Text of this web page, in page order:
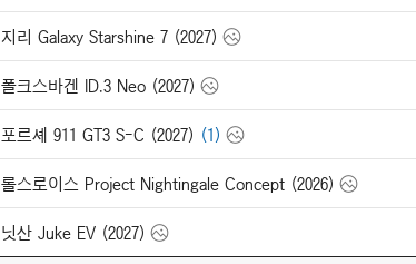
지리 Galaxy Starshine 7 (2027)
폴크스바겐 ID.3 Neo (2027)
포르셰 911 GT3 S-C (2027) (1)
롤스로이스 Project Nightingale Concept (2026)
닛산 Juke EV (2027)